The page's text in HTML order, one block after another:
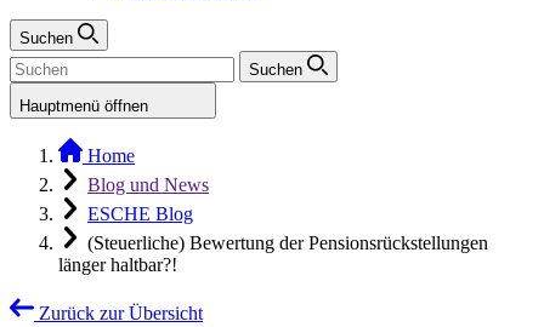
Suchen
Suchen
Hauptmenü öffnen
Home
Blog und News
ESCHE Blog
(Steuerliche) Bewertung der Pensionsrückstellungen
länger haltbar?!
Zurück zur Übersicht